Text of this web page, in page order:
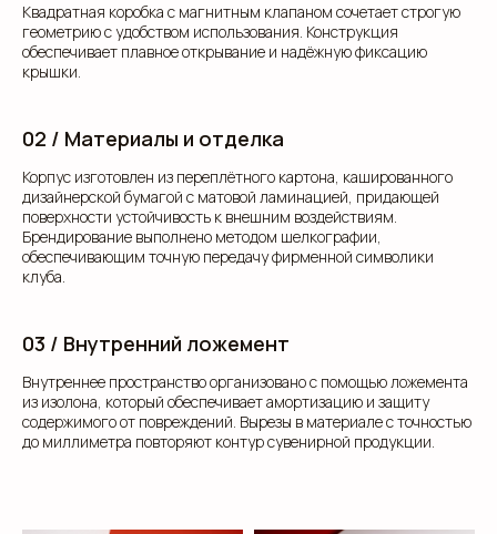
Квадратная коробка с магнитным клапаном сочетает строгую
геометрию с удобством использования. Конструкция
обеспечивает плавное открывание и надёжную фиксацию
крышки.
02 / Материалы и отделка
Корпус изготовлен из переплётного картона, кашированного
дизайнерской бумагой с матовой ламинацией, придающей
поверхности устойчивость к внешним воздействиям.
Брендирование выполнено методом шелкографии,
обеспечивающим точную передачу фирменной символики
клуба.
03 / Внутренний ложемент
Внутреннее пространство организовано с помощью ложемента
из изолона, который обеспечивает амортизацию и защиту
содержимого от повреждений. Вырезы в материале с точностью
до миллиметра повторяют контур сувенирной продукции.